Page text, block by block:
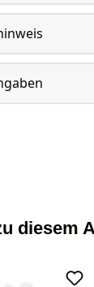
diesem